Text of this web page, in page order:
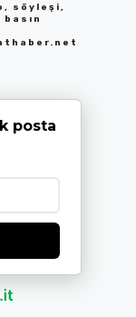
söyleşi,
posta